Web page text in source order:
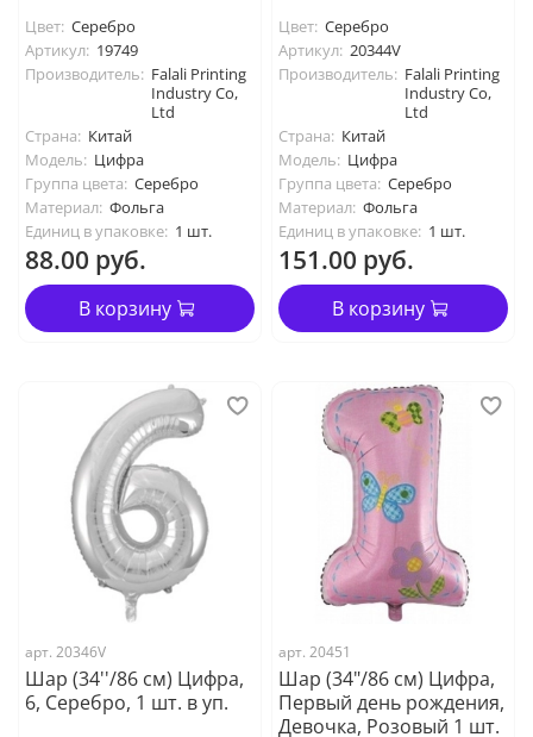
Цвет: Серебро
Артикул: 19749
Производитель: Falali Printing
Industry Co,
Ltd
Страна: Китай
Модель: Цифра
Группа цвета: Серебро
Материал: Фольга
Единиц в упаковке: 1 шт.
88.00 руб.
В корзину
Цвет: Серебро
Артикул: 20344V
Производитель: Falali Printing
Industry Co,
Ltd
Страна: Китай
Модель: Цифра
Группа цвета: Серебро
Материал: Фольга
Единиц в упаковке: 1 шт.
151.00 руб.
В корзину
арт. 20346V
Шар (34''/86 см) Цифра,
6, Серебро, 1 шт. в уп.
арт. 20451
Шар (34"/86 см) Цифра,
Первый день рождения,
Девочка, Розовый 1 шт.